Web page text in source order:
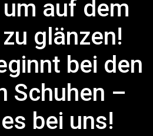
auf dem
glänzen!
bei den
Schuhen –
bei uns!